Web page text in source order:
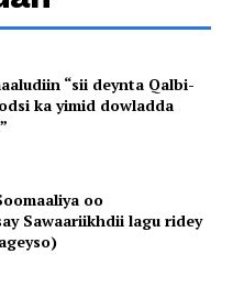
“sii deynta Qalbi-
ka yimid dowladda
oo
Sawaariikhdii lagu ridey